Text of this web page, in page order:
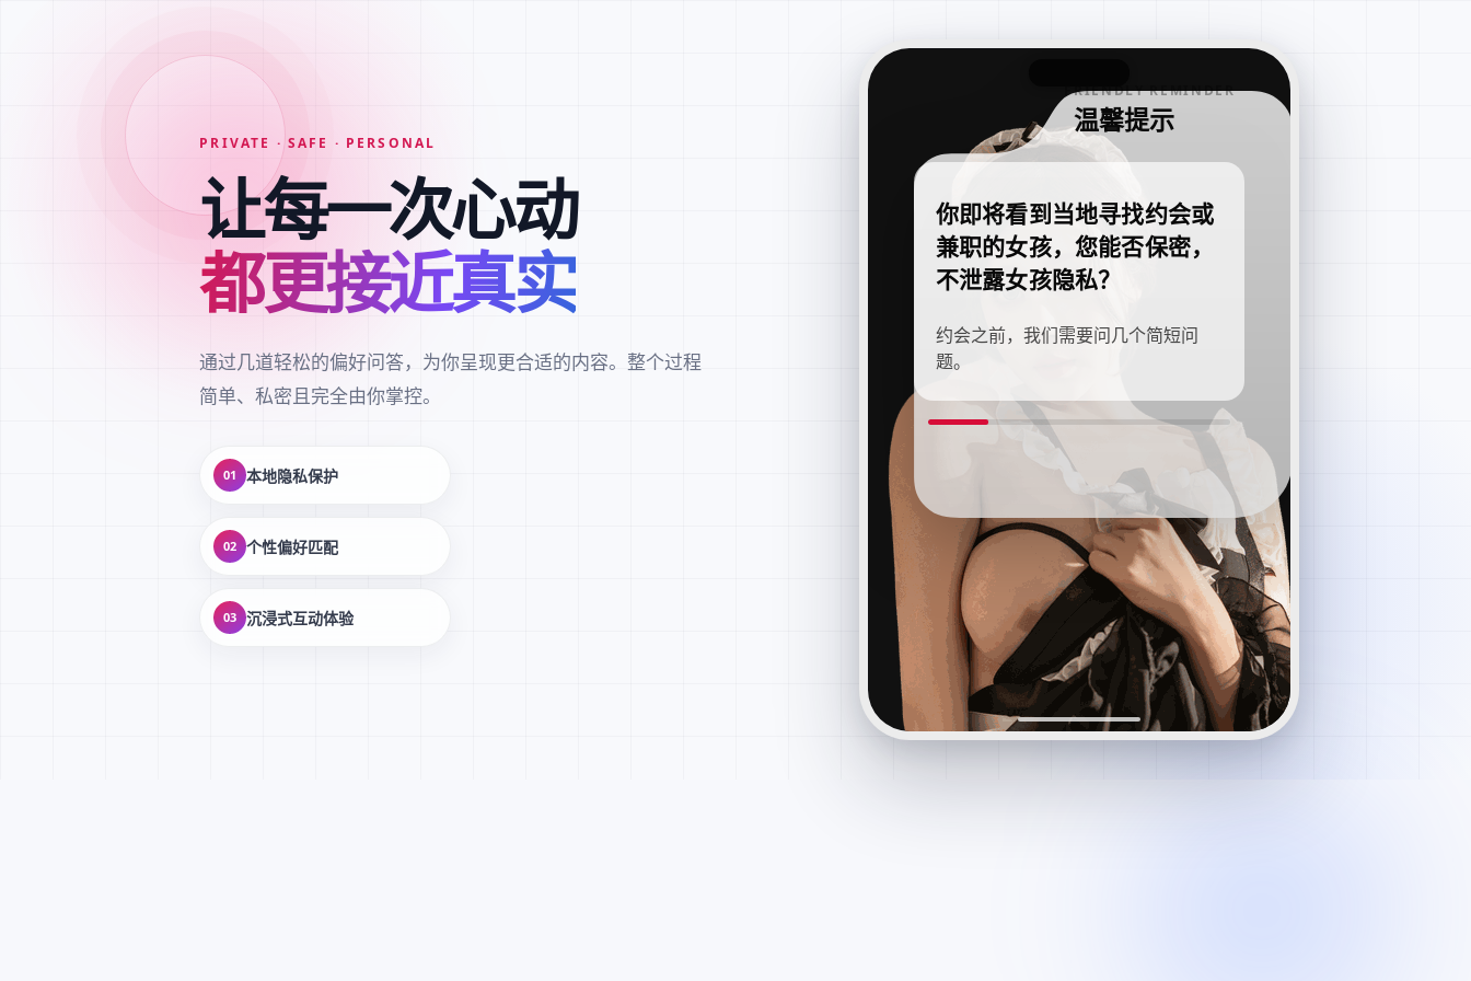
PRIVATE · SAFE · PERSONAL
让每一次心动
都更接近真实
通过几道轻松的偏好问答，为你呈现更合适的内容。整个过程
简单、私密且完全由你掌控。
01 本地隐私保护
02 个性偏好匹配
03 沉浸式互动体验
FRIENDLY REMINDER
温馨提示
你即将看到当地寻找约会或
兼职的女孩，您能否保密，
不泄露女孩隐私？
约会之前，我们需要问几个简短问
题。